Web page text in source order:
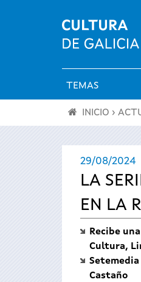
Menú
principal
TEMAS
encuentra
aquí
INICIO ›
29/08/2024
LA
EN LA
Recibe
Cultura,
Castaño